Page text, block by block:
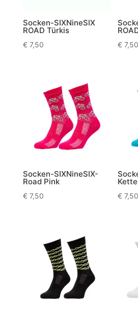
Socken-SIXNineSIX
ROAD Türkis
€7,50 € 7,50
Socken-SIXNineSIX-
Road Pink
€7,50 € 7,50